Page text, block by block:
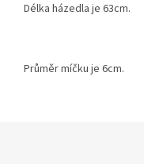
Délka házedla je 63cm.
Průměr míčku je 6cm.